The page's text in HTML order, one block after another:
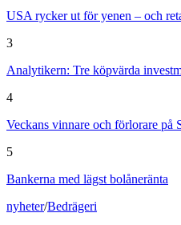
USA rycker ut för yenen – och
3
Analytikern: Tre köpvärda
4
Veckans vinnare och förlorare på
5
Bankerna med lägst bolåneränta
nyheter/Bedrägeri